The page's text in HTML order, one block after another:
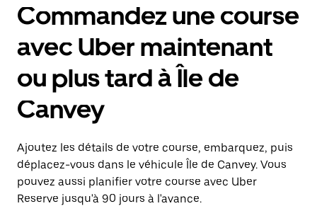
Commandez une course
avec Uber maintenant
ou plus tard à Île de
Canvey
Ajoutez les détails de votre course, embarquez, puis
déplacez-vous dans le véhicule Île de Canvey. Vous
pouvez aussi planifier votre course avec Uber
Reserve jusqu'à 90 jours à l'avance.